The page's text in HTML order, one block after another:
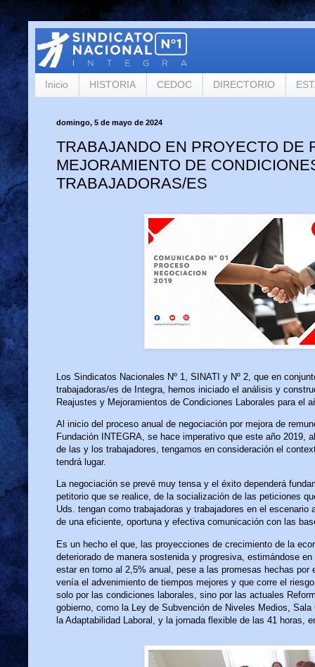
Inicio HISTORIA CEDOC DIRECTORIO
domingo, 5 de mayo de 2024
TRABAJANDO EN PROYECTO DE
MEJORAMIENTO DE
TRABAJADORAS/ES
Los Sindicatos Nacionales Nº 1, SINATI y Nº 2, que en
trabajadoras/es de Integra, hemos iniciado el análisis y
Reajustes y Mejoramientos de Condiciones Laborales para el
Al inicio del proceso anual de negociación por mejora de
Fundación INTEGRA, se hace imperativo que este año 2019,
de las y los trabajadores, tengamos en consideración el
tendrá lugar.
La negociación se prevé muy tensa y el éxito dependerá
petitorio que se realice, de la socialización de las peticiones
Uds. tengan como trabajadoras y trabajadores en el escenario
de una eficiente, oportuna y efectiva comunicación con las
Es un hecho el que, las proyecciones de crecimiento de la
deteriorado de manera sostenida y progresiva, estimándose
estar en torno al 2,5% anual, pese a las promesas hechas por
venía el advenimiento de tiempos mejores y que corre el
solo por las condiciones laborales, sino por las actuales
gobierno, como la Ley de Subvención de Niveles Medios,
la Adaptabilidad Laboral, y la jornada flexible de las 41 horas,